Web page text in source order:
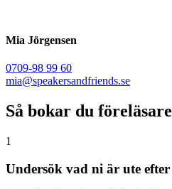
Mia Jörgensen
0709-98 99 60
mia@speakersandfriends.se​
Så bokar du föreläsare
1
Undersök vad ni är ute efter